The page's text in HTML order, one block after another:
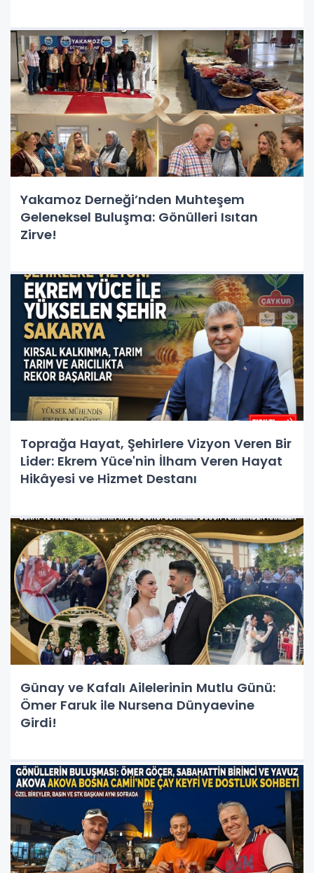
Yakamoz Derneği’nden Muhteşem
Geleneksel Buluşma: Gönülleri Isıtan
Zirve!
Toprağa Hayat, Şehirlere Vizyon Veren Bir
Lider: Ekrem Yüce'nin İlham Veren Hayat
Hikâyesi ve Hizmet Destanı
Günay ve Kafalı Ailelerinin Mutlu Günü:
Ömer Faruk ile Nursena Dünyaevine
Girdi!